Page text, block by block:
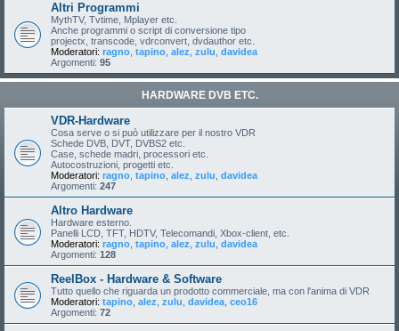
Altri Programmi
MythTV, Tvtime, Mplayer etc.
Anche programmi o script di conversione tipo
projectx, transcode, vdrconvert, dvdauthor etc.
Moderatori: ragno tapino alez zulu davidea
Argomenti: 95
HARDWARE DVB ETC.
VDR-Hardware
Cosa serve o si può utilizzare per il nostro VDR
Schede DVB, DVT, DVBS2 etc.
Case, schede madri, processori etc.
Autocostruzioni, progetti etc.
Moderatori: ragno tapino alez zulu davidea
Argomenti: 247
Altro Hardware
Hardware esterno.
Panelli LCD, TFT, HDTV, Telecomandi, Xbox-client, etc.
Moderatori: ragno tapino alez zulu davidea
Argomenti: 128
ReelBox - Hardware & Software
Tutto quello che riguarda un prodotto commerciale, ma con l'anima di VDR
Moderatori: tapino alez zulu davidea ceo16
Argomenti: 72